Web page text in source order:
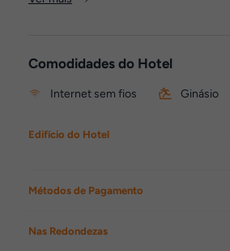
Comodidades do Hotel
Internet sem fios Ginásio
Edifício do Hotel
Métodos de Pagamento
Nas Redondezas